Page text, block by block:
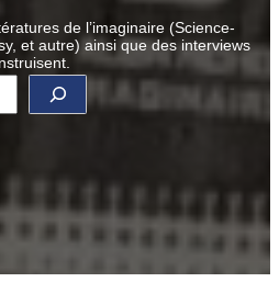
de l’imaginaire (Science-
et autre) ainsi que des interviews